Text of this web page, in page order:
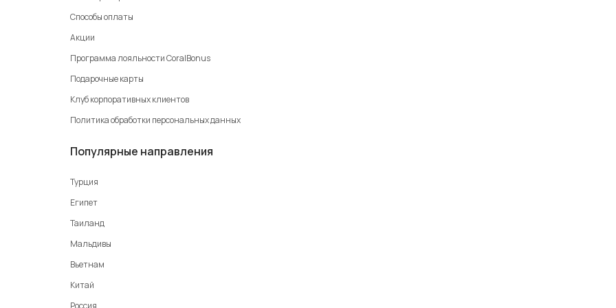
Способы оплаты
Акции
Программа лояльности CoralBonus
Подарочные карты
Клуб корпоративных клиентов
Политика обработки персональных данных
Популярные направления
Турция
Египет
Таиланд
Мальдивы
Вьетнам
Китай
Россия